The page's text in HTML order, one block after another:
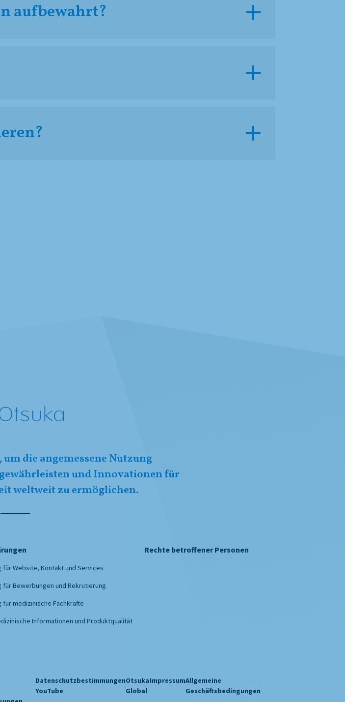
aufbewahrt?
um die angemessene Nutzung
gewährleisten und Innovationen für
weltweit zu ermöglichen.
für Website, Kontakt und Services
für Bewerbungen und Rekrutierung
für medizinische Fachkräfte
Informationen und Produktqualität
Rechte betroffener Personen
Datenschutzbestimmungen
YouTube
Otsuka
Global
ImpressumAllgemeine
Geschäftsbedingungen